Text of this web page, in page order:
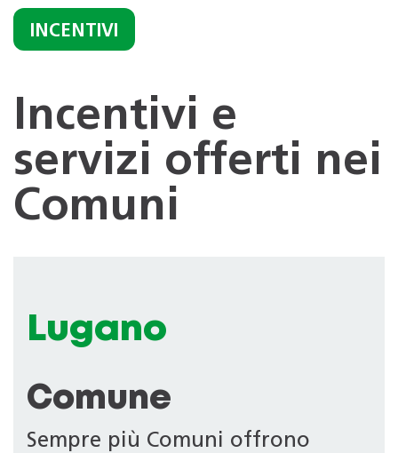
INCENTIVI
Incentivi e
servizi offerti nei
Comuni
Lugano
Comune
Sempre più Comuni offrono